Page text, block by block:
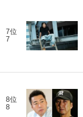
7位
7
8位
8